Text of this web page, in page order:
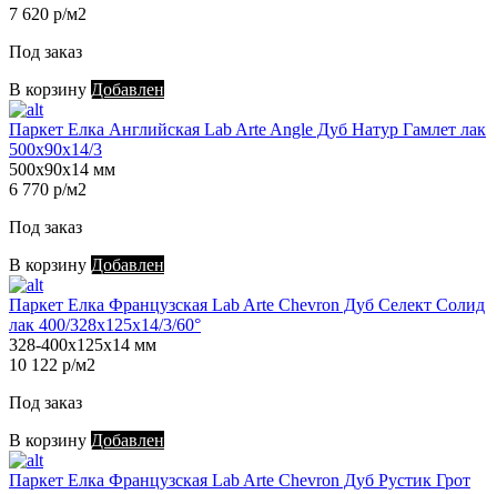
7 620 р/м2
Под заказ
В корзину Добавлен
Паркет Елка Английская Lab Arte Angle Дуб Натур Гамлет лак
500х90х14/3
500х90х14 мм
6 770 р/м2
Под заказ
В корзину Добавлен
Паркет Елка Французская Lab Arte Chevron Дуб Селект Солид
лак 400/328х125х14/3/60°
328-400х125х14 мм
10 122 р/м2
Под заказ
В корзину Добавлен
Паркет Елка Французская Lab Arte Chevron Дуб Рустик Грот